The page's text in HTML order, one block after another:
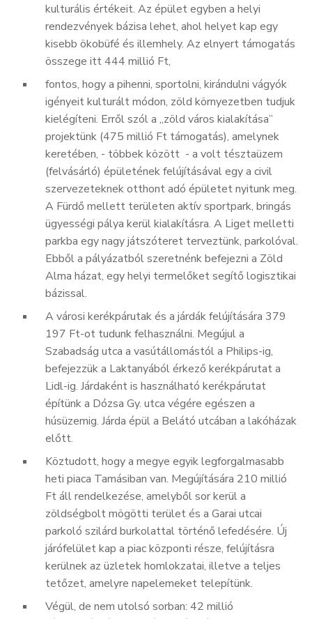
kulturális értékeit. Az épület egyben a helyi
rendezvények bázisa lehet, ahol helyet kap egy
kisebb ökobüfé és illemhely. Az elnyert támogatás
összege itt 444 millió Ft,
fontos, hogy a pihenni, sportolni, kirándulni vágyók
igényeit kulturált módon, zöld környezetben tudjuk
kielégíteni. Erről szól a „zöld város kialakítása”
projektünk (475 millió Ft támogatás), amelynek
keretében, - többek között - a volt tésztaüzem
(felvásárló) épületének felújításával egy a civil
szervezeteknek otthont adó épületet nyitunk meg.
A Fürdő mellett területen aktív sportpark, bringás
ügyességi pálya kerül kialakításra. A Liget melletti
parkba egy nagy játszóteret terveztünk, parkolóval.
Ebből a pályázatból szeretnénk befejezni a Zöld
Alma házat, egy helyi termelőket segítő logisztikai
bázissal.
A városi kerékpárutak és a járdák felújítására 379
197 Ft-ot tudunk felhasználni. Megújul a
Szabadság utca a vasútállomástól a Philips-ig,
befejezzük a Laktanyából érkező kerékpárutat a
Lidl-ig. Járdaként is használható kerékpárutat
építünk a Dózsa Gy. utca végére egészen a
húsüzemig. Járda épül a Belátó utcában a lakóházak
előtt.
Köztudott, hogy a megye egyik legforgalmasabb
heti piaca Tamásiban van. Megújítására 210 millió
Ft áll rendelkezése, amelyből sor kerül a
zöldségbolt mögötti terület és a Garai utcai
parkoló szilárd burkolattal történő lefedésére. Új
járófelület kap a piac központi része, felújításra
kerülnek az üzletek homlokzatai, illetve a teljes
tetőzet, amelyre napelemeket telepítünk.
Végül, de nem utolsó sorban: 42 millió